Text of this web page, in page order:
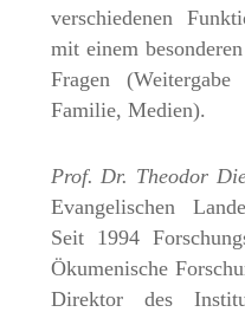
verschiedenen
mit einem
Fragen
Familie, Medien).
Prof. Dr. Theodor
Evangelischen
Seit 1994
Ökumenische
Direktor des